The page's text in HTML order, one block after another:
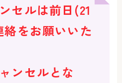
セルは前日(21
をお願いいた
ンセルとな